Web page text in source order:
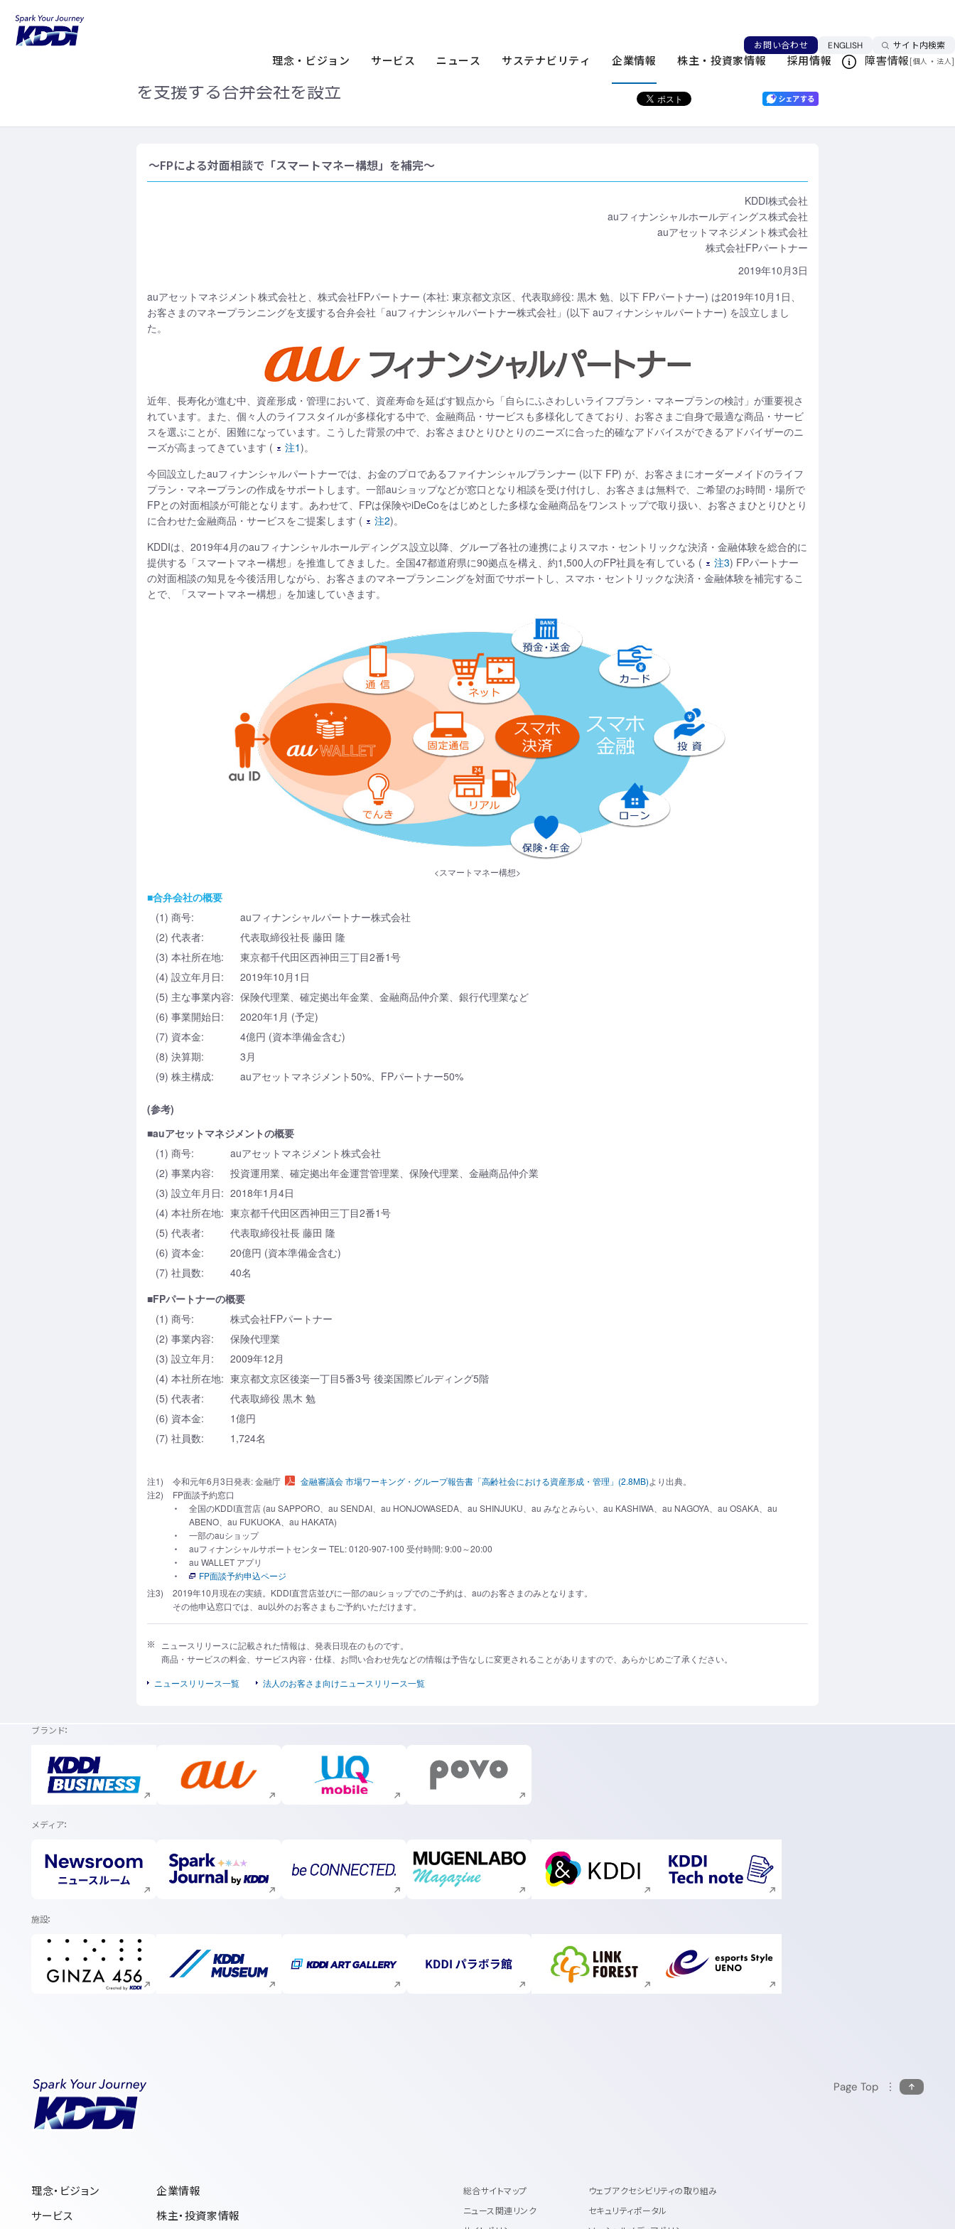
お問い合わせ ENGLISH言語を切り替える
サイト内検索
理念・ビジョン サービス ニュース サステナビリティ 企業情報 株主・投資家情報 採用情報 障害情報[個人 ・ 法人]
auアセットマネジメントとFPパートナー マネープランニング
を支援する合弁会社を設立
ニュースリリース一覧
～FPによる対面相談で「スマートマネー構想」を補完～
KDDI株式会社
auフィナンシャルホールディングス株式会社
auアセットマネジメント株式会社
株式会社FPパートナー
2019年10月3日
auアセットマネジメント株式会社と、株式会社FPパートナー (本社: 東京都文京区、代表取締役: 黒木 勉、以下 FPパートナー) は2019年10月1日、
お客さまのマネープランニングを支援する合弁会社「auフィナンシャルパートナー株式会社」(以下 auフィナンシャルパートナー) を設立しまし
た。
近年、長寿化が進む中、資産形成・管理において、資産寿命を延ばす観点から「自らにふさわしいライフプラン・マネープランの検討」が重要視さ
れています。また、個々人のライフスタイルが多様化する中で、金融商品・サービスも多様化してきており、お客さまご自身で最適な商品・サービ
スを選ぶことが、困難になっています。こうした背景の中で、お客さまひとりひとりのニーズに合った的確なアドバイスができるアドバイザーのニ
ーズが高まってきています (
注1)。
今回設立したauフィナンシャルパートナーでは、お金のプロであるファイナンシャルプランナー (以下 FP) が、お客さまにオーダーメイドのライフ
プラン・マネープランの作成をサポートします。一部auショップなどが窓口となり相談を受け付けし、お客さまは無料で、ご希望のお時間・場所で
FPとの対面相談が可能となります。あわせて、FPは保険やiDeCoをはじめとした多様な金融商品をワンストップで取り扱い、お客さまひとりひとり
に合わせた金融商品・サービスをご提案します (
注2)。
KDDIは、2019年4月のauフィナンシャルホールディングス設立以降、グループ各社の連携によりスマホ・セントリックな決済・金融体験を総合的に
提供する「スマートマネー構想」を推進してきました。全国47都道府県に90拠点を構え、約1,500人のFP社員を有している (
注3) FPパートナー
の対面相談の知見を今後活用しながら、お客さまのマネープランニングを対面でサポートし、スマホ・セントリックな決済・金融体験を補完するこ
とで、「スマートマネー構想」を加速していきます。
<スマートマネー構想>
■合弁会社の概要
(1) 商号:
auフィナンシャルパートナー株式会社
(2) 代表者:
代表取締役社長 藤田 隆
(3) 本社所在地:
東京都千代田区西神田三丁目2番1号
(4) 設立年月日:
2019年10月1日
(5) 主な事業内容: 保険代理業、確定拠出年金業、金融商品仲介業、銀行代理業など
(6) 事業開始日:
2020年1月 (予定)
(7) 資本金:
4億円 (資本準備金含む)
(8) 決算期:
3月
(9) 株主構成:
auアセットマネジメント50%、FPパートナー50%
(参考)
■auアセットマネジメントの概要
(1) 商号:
auアセットマネジメント株式会社
(2) 事業内容:
投資運用業、確定拠出年金運営管理業、保険代理業、金融商品仲介業
(3) 設立年月日: 2018年1月4日
(4) 本社所在地: 東京都千代田区西神田三丁目2番1号
(5) 代表者:
代表取締役社長 藤田 隆
(6) 資本金:
20億円 (資本準備金含む)
(7) 社員数:
40名
■FPパートナーの概要
(1) 商号:
株式会社FPパートナー
(2) 事業内容:
保険代理業
(3) 設立年月:
2009年12月
(4) 本社所在地: 東京都文京区後楽一丁目5番3号 後楽国際ビルディング5階
(5) 代表者:
代表取締役 黒木 勉
(6) 資本金:
1億円
(7) 社員数:
1,724名
注1) 令和元年6月3日発表: 金融庁 金融審議会 市場ワーキング・グループ報告書「高齢社会における資産形成・管理」(2.8MB)より出典。
注2)
FP面談予約窓口
全国のKDDI直営店 (au SAPPORO、au SENDAI、au HONJOWASEDA、au SHINJUKU、au みなとみらい、au KASHIWA、au NAGOYA、au OSAKA、au
ABENO、au FUKUOKA、au HAKATA)
一部のauショップ
auフィナンシャルサポートセンター TEL: 0120-907-100 受付時間: 9:00～20:00
au WALLET アプリ
FP面談予約申込ページ
注3)
2019年10月現在の実績。KDDI直営店並びに一部のauショップでのご予約は、auのお客さまのみとなります。
その他申込窓口では、au以外のお客さまもご予約いただけます。
ニュースリリースに記載された情報は、発表日現在のものです。
商品・サービスの料金、サービス内容・仕様、お問い合わせ先などの情報は予告なしに変更されることがありますので、あらかじめご了承ください。
ニュースリリース一覧
法人のお客さま向けニュースリリース一覧
ブランド
新規ウィンドウで開く 新規ウィンドウで開く 新規ウィンドウで開く 新規ウィンドウで開く
メディア
新規ウィンドウで開く 新規ウィンドウで開く 新規ウィンドウで開く 新規ウィンドウで開く 新規ウィンドウで開く 新規ウィンドウで開く
施設
新規ウィンドウで開く 新規ウィンドウで開く 新規ウィンドウで開く 新規ウィンドウで開く 新規ウィンドウで開く 新規ウィンドウで開く
理念・ビジョン
サービス
企業情報
株主・投資家情報
総合サイトマップ
ニュース関連リンク
ウェブアクセシビリティの取り組み
セキュリティポータル
Page Top